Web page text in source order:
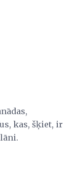
kas, šķiet, ir